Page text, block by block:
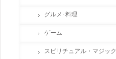
グルメ･料理
ゲーム
スピリチュアル・マジック